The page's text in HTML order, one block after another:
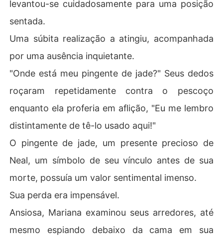
levantou-se cuidadosamente para uma posição
sentada.
Uma súbita realização a atingiu, acompanhada
por uma ausência inquietante.
"Onde está meu pingente de jade?" Seus dedos
roçaram repetidamente contra o pescoço
enquanto ela proferia em aflição, "Eu me lembro
distintamente de tê-lo usado aqui!"
O pingente de jade, um presente precioso de
Neal, um símbolo de seu vínculo antes de sua
morte, possuía um valor sentimental imenso.
Sua perda era impensável.
Ansiosa, Mariana examinou seus arredores, até
mesmo espiando debaixo da cama em sua